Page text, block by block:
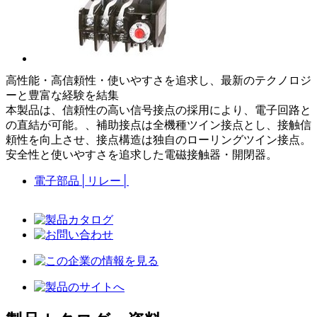
高性能・高信頼性・使いやすさを追求し、最新のテクノロジ
ーと豊富な経験を結集
本製品は、信頼性の高い信号接点の採用により、電子回路と
の直結が可能。、補助接点は全機種ツイン接点とし、接触信
頼性を向上させ、接点構造は独自のローリングツイン接点。
安全性と使いやすさを追求した電磁接触器・開閉器。
電子部品 リレー